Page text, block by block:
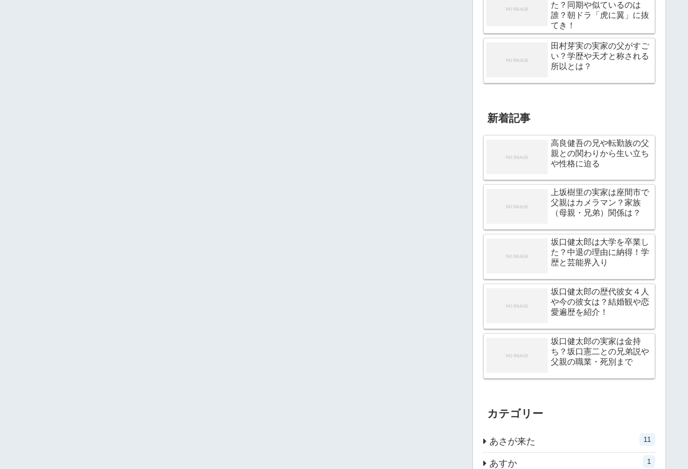
た？同期や似ているのは
誰？朝ドラ「虎に翼」に抜
てき！
田村芽実の実家の父がすご
い？学歴や天才と称される
所以とは？
新着記事
高良健吾の兄や転勤族の父
親との関わりから生い立ち
や性格に迫る
上坂樹里の実家は座間市で
父親はカメラマン？家族
（母親・兄弟）関係は？
坂口健太郎は大学を卒業し
た？中退の理由に納得！学
歴と芸能界入り
坂口健太郎の歴代彼女４人
や今の彼女は？結婚観や恋
愛遍歴を紹介！
坂口健太郎の実家は金持
ち？坂口憲二との兄弟説や
父親の職業・死別まで
カテゴリー
あさが来た 11
あすか 1